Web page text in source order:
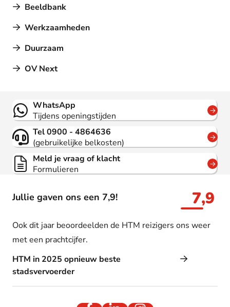
Beeldbank
Werkzaamheden
Duurzaam
OV Next
Jullie gaven ons een 7,9! 7,9
Ook dit jaar beoordeelden de HTM reizigers ons weer
met een prachtcijfer.
HTM in 2025 opnieuw beste
stadsvervoerder
Contact
WhatsApp
Tijdens openingstijden
Tel 0900 - 4864636
(gebruikelijke belkosten)
Meld je vraag of klacht
Formulieren